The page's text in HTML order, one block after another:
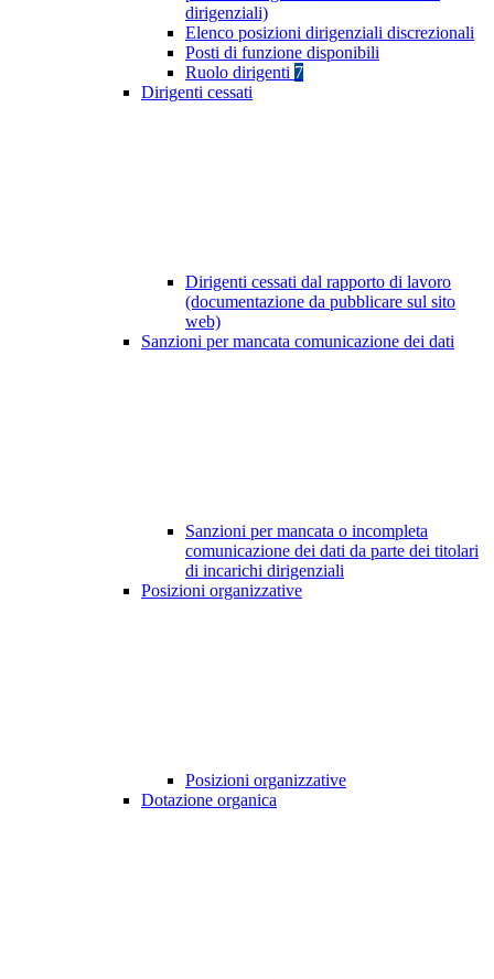
dirigenziali)
Elenco posizioni dirigenziali discrezionali
Posti di funzione disponibili
Ruolo dirigenti 7
Dirigenti cessati
Dirigenti cessati dal rapporto di lavoro
(documentazione da pubblicare sul sito
web)
Sanzioni per mancata comunicazione dei dati
Sanzioni per mancata o incompleta
comunicazione dei dati da parte dei titolari
di incarichi dirigenziali
Posizioni organizzative
Posizioni organizzative
Dotazione organica